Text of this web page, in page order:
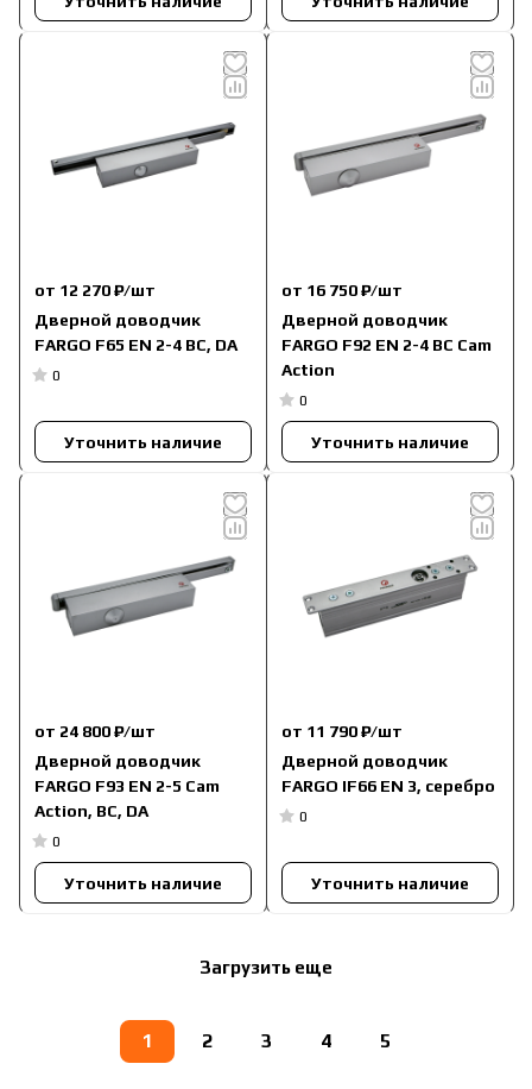
от 12 270 ₽/шт
Дверной доводчик
FARGO F65 EN 2-4 ВС, DA
0
Уточнить наличие
от 16 750 ₽/шт
Дверной доводчик
FARGO F92 EN 2-4 BC Cam
Action
0
Уточнить наличие
от 24 800 ₽/шт
Дверной доводчик
FARGO F93 EN 2-5 Cam
Action, ВС, DA
0
Уточнить наличие
от 11 790 ₽/шт
Дверной доводчик
FARGO IF66 EN 3, серебро
0
Уточнить наличие
Загрузить еще
1 2 3 4 5